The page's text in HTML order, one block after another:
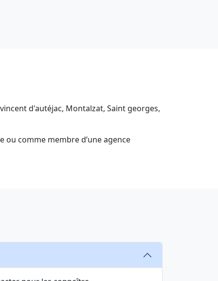
d'autéjac, Montalzat, Saint georges,
comme membre d’une agence